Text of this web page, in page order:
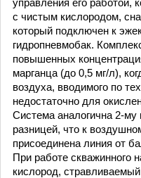
управления его работой,
с чистым кислородом,
который подключен к
гидропневмобак.
повышенных
марганца (до 0,5 мг/л),
воздуха, вводимого по
недостаточно для
Система аналогична 2-му
разницей, что к
присоединена линия от
При работе скважинного
кислород,